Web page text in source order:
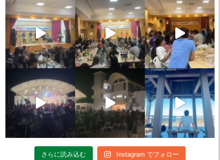
さらに読み込む Instagram でフォロー